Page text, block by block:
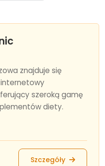
znajduje się
szeroką gamę
diety.
Szczegóły